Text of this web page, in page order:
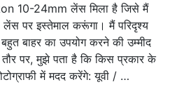
10-24mm लेंस मिला है जिसे मैं
पर इस्तेमाल करूंगा। मैं परिदृश्य
बाहर का उपयोग करने की उम्मीद
तौर पर, मुझे पता है कि किस प्रकार के
में मदद करेंगे: यूवी / …